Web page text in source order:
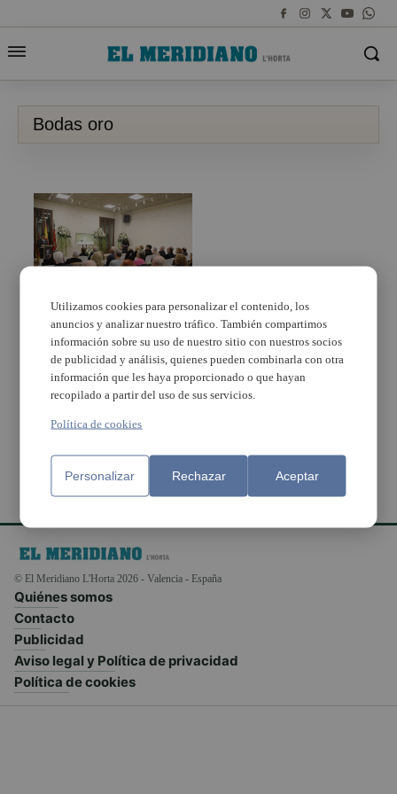
Bodas oro
El Ayuntamiento invita
a los matrimonios
paterneros que
cumplen 50 años de
casados a darse de
nuevo el sí quiero
© El Meridiano L'Horta 2026 - Valencia - España
Quiénes somos
Contacto
Publicidad
Aviso legal y Política de privacidad
Política de cookies
Utilizamos cookies para personalizar el contenido, los
anuncios y analizar nuestro tráfico. También compartimos
información sobre su uso de nuestro sitio con nuestros socios
de publicidad y análisis, quienes pueden combinarla con otra
información que les haya proporcionado o que hayan
recopilado a partir del uso de sus servicios.
Política de cookies
Personalizar Rechazar Aceptar